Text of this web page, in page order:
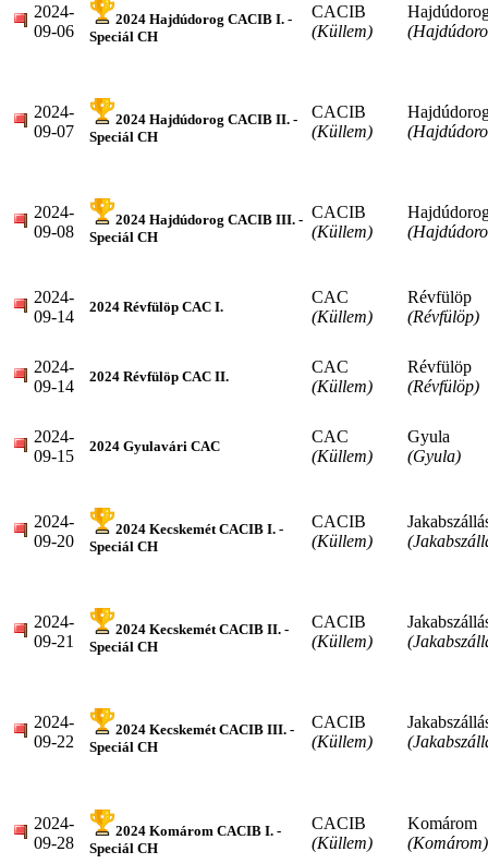
2024-
09-06
2024 Hajdúdorog CACIB I. -
Speciál CH
CACIB
(Küllem)
2024-
09-07
2024 Hajdúdorog CACIB II. -
Speciál CH
CACIB
(Küllem)
2024-
09-08
2024 Hajdúdorog CACIB III. -
Speciál CH
CACIB
(Küllem)
2024-
09-14
2024 Révfülöp CAC I.
CAC
(Küllem)
Révfülöp
(Révfülöp)
2024-
09-14
2024 Révfülöp CAC II.
CAC
(Küllem)
Révfülöp
(Révfülöp)
2024-
09-15
2024 Gyulavári CAC
CAC
(Küllem)
Gyula
(Gyula)
2024-
09-20
2024 Kecskemét CACIB I. -
Speciál CH
CACIB
(Küllem)
2024-
09-21
2024 Kecskemét CACIB II. -
Speciál CH
CACIB
(Küllem)
2024-
09-22
2024 Kecskemét CACIB III. -
Speciál CH
CACIB
(Küllem)
2024-
09-28
2024 Komárom CACIB I. -
Speciál CH
CACIB
(Küllem)
Komárom
(Komárom)